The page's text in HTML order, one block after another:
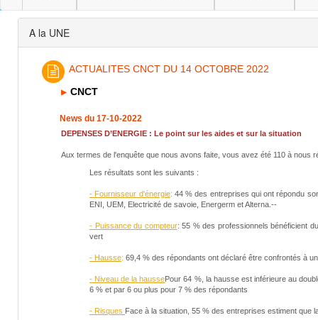
A la UNE
ACTUALITES CNCT DU 14 OCTOBRE 2022
CNCT
News du 17-10-2022
DEPENSES D’ENERGIE : Le point sur les aides et sur la situation
Aux termes de l'enquête que nous avons faite, vous avez été 110 à
Les résultats sont les suivants :
- Fournisseur d'énergie: 44 % des entreprises qui ont répondu
ENI, UEM, Electricité de savoie, Energerm et Alterna.--
- Puissance du compteur: 55 % des professionnels bénéficient
vert
- Hausse: 69,4 % des répondants ont déclaré être confrontés à
- Niveau de la haussePour 64 %, la hausse est inférieure au
6 % et par 6 ou plus pour 7 % des répondants
- Risques Face à la situation, 55 % des entreprises estiment